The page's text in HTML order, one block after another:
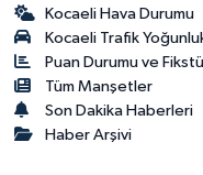
Kocaeli Hava Durumu
Kocaeli Trafik
Puan Durumu ve
Tüm Manşetler
Son Dakika Haberleri
Haber Arşivi